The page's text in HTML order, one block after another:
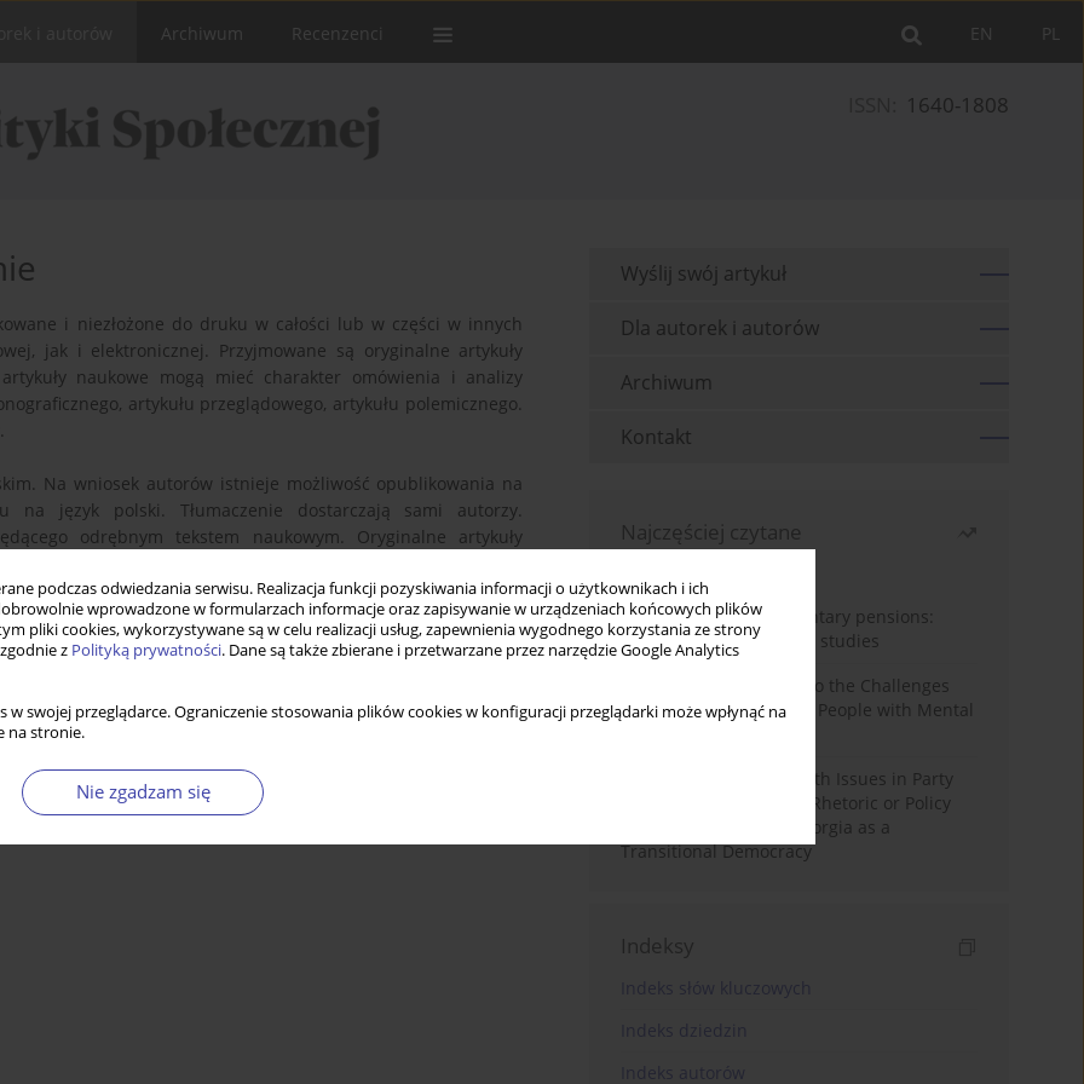
podczas odwiedzania serwisu. Realizacja funkcji pozyskiwania informacji o użytkownikach i ich
wprowadzone w formularzach informacje oraz zapisywanie w urządzeniach końcowych plików
pliki cookies, wykorzystywane są w celu realizacji usług, zapewnienia wygodnego korzystania ze strony
z Polityką prywatności. Dane są także zbierane i przetwarzane przez narzędzie Google Analytics
w swojej przeglądarce. Ograniczenie stosowania plików cookies w konfiguracji przeglądarki może wpłynąć na
na stronie.
Nie zgadzam się
PL
EN
Archiwum Recenzenci
1640-1808
i niezłożone do druku w całości lub w części w innych
jak i elektronicznej. Przyjmowane są oryginalne artykuły
naukowe mogą mieć charakter omówienia i analizy
artykułu przeglądowego, artykułu polemicznego.
Na wniosek autorów istnieje możliwość opublikowania na
na język polski. Tłumaczenie dostarczają sami autorzy.
odrębnym tekstem naukowym. Oryginalne artykuły
Autorzy mogą wycofać wniosek o druk artykułu, jednak
Autorzy udzielają wydawcy, bez ograniczeń terytorialnych,
Autorzy mają prawo do publicznego udostępniania utworu w
i w czasie przez siebie wybranym, a w szczególności do
(Internet, sieci lokalne), pod warunkiem zawarcia
© Copyright by Problemy Polityki Społecznej. Social Policy
Wyślij swój artykuł
Dla autorek i autorów
Archiwum
Kontakt
Najczęściej czytane
Auto-enrolment in voluntary pensions:
Comparative OECD case studies
Bibliometric Insights into the Challenges
and Needs of Homeless People with Mental
The Politicisation of Youth Issues in Party
Programmes: Symbolic Rhetoric or Policy
Priority? The Case of Georgia as a
Transitional Democracy
Indeksy
Indeks słów kluczowych
Indeks dziedzin
Indeks autorów